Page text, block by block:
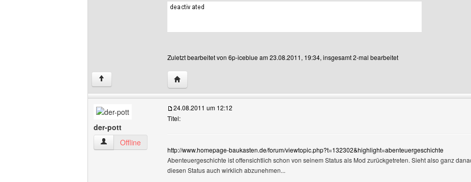
Zuletzt bearbeitet von 6p-iceblue am 23.08.2011, 19:34, insgesamt 2-mal bearbeitet
↑ Website dieses Benutzers besuchen: 6p-iceblue
der-pott
der-pott Benutzer-Profile anzeigen
Offline
24.08.2011 um 12:12
Titel:
http://www.homepage-baukasten.de/forum/viewtopic.php?t=132302&highlight=abenteuergeschichte
Abenteuergeschichte ist offensichtlich schon von seinem Status als Mod zurückgetreten. Sieht also ganz
diesen Status auch wirklich abzunehmen...